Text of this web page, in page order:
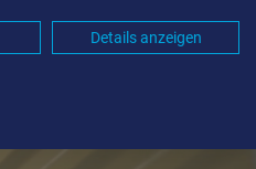
Details anzeigen